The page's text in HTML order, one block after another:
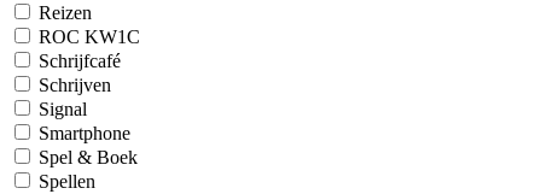
Reizen
ROC KW1C
Schrijfcafé
Schrijven
Signal
Smartphone
Spel & Boek
Spellen